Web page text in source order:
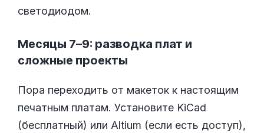
светодиодом.
Месяцы 7–9: разводка плат и
сложные проекты
Пора переходить от макеток к настоящим
печатным платам. Установите KiCad
(бесплатный) или Altium (если есть доступ),